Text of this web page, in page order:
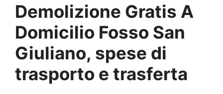
Demolizione Gratis A
Domicilio Fosso San
Giuliano, spese di
trasporto e trasferta